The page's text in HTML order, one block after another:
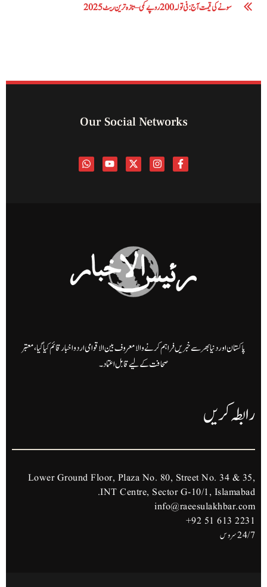
سونے کی قیمت آج: فی تولہ 200 روپے کمی – تازہ ترین ریٹ 2025
Our Social Networks
پاکستان اور دنیا بھر سے خبریں فراہم کرنے والا معروف بین الاقوامی اردو اخبار قائم کیا گیا، معتبر
صحافت کے لیے قابل اعتماد۔
رابطہ کریں
Lower Ground Floor, Plaza No. 80, Street No. 34 & 35,
INT Centre, Sector G-10/1, Islamabad.
info@raeesulakhbar.com
+92 51 613 2231
24/7 سروس